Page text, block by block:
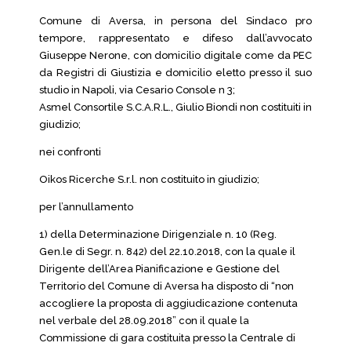
Comune di Aversa, in persona del Sindaco pro
tempore, rappresentato e difeso dall’avvocato
Giuseppe Nerone, con domicilio digitale come da PEC
da Registri di Giustizia e domicilio eletto presso il suo
studio in Napoli, via Cesario Console n 3;
Asmel Consortile S.C.A.R.L., Giulio Biondi non costituiti in
giudizio;
nei confronti
Oikos Ricerche S.r.l. non costituito in giudizio;
per l’annullamento
1) della Determinazione Dirigenziale n. 10 (Reg.
Gen.le di Segr. n. 842) del 22.10.2018, con la quale il
Dirigente dell’Area Pianificazione e Gestione del
Territorio del Comune di Aversa ha disposto di “non
accogliere la proposta di aggiudicazione contenuta
nel verbale del 28.09.2018” con il quale la
Commissione di gara costituita presso la Centrale di